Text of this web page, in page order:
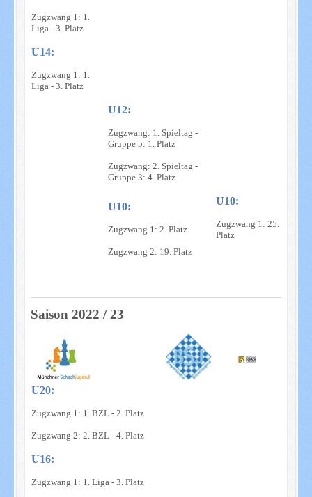
Zugzwang 1: 1.
Liga - 3. Platz
U14:
Zugzwang 1: 1.
Liga - 3. Platz
U12:
Zugzwang: 1. Spieltag -
Gruppe 5: 1. Platz
Zugzwang: 2. Spieltag -
Gruppe 3: 4. Platz
U10:
Zugzwang 1: 2. Platz
Zugzwang 2: 19. Platz
U10:
Zugzwang 1: 25.
Platz
Saison 2022 / 23
U20:
Zugzwang 1: 1. BZL - 2. Platz
Zugzwang 2: 2. BZL - 4. Platz
U16:
Zugzwang 1: 1. Liga - 3. Platz